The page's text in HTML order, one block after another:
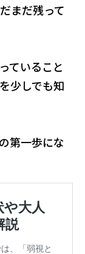
まだ残って
ていること
少しでも知
第一歩にな